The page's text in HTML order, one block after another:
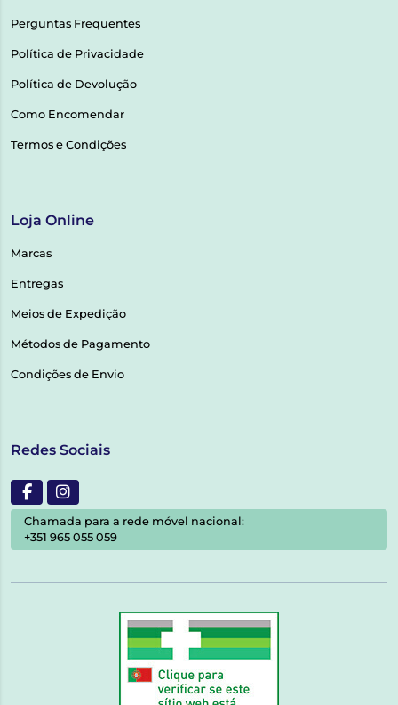
Perguntas Frequentes
Política de Privacidade
Política de Devolução
Como Encomendar
Termos e Condições
Loja Online
Marcas
Entregas
Meios de Expedição
Métodos de Pagamento
Condições de Envio
Redes Sociais
Chamada para a rede móvel nacional:
+351 965 055 059